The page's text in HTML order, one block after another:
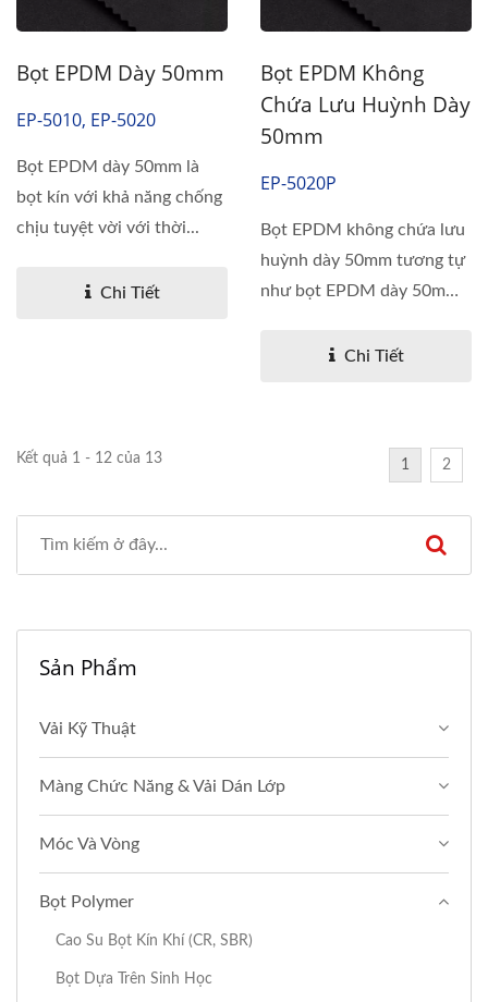
Bọt EPDM Dày 50mm
EP-5010, EP-5020
Bọt EPDM dày 50mm là
bọt kín với khả năng chống
chịu tuyệt vời với thời...
Chi Tiết
Bọt EPDM Không
Chứa Lưu Huỳnh Dày
50mm
EP-5020P
Bọt EPDM không chứa lưu
huỳnh dày 50mm tương tự
như bọt EPDM dày 50mm
Chi Tiết
Kết quả 1 - 12 của 13 1 2
Sản Phẩm
Vải Kỹ Thuật
Màng Chức Năng & Vải Dán Lớp
Móc Và Vòng
Bọt Polymer
Cao Su Bọt Kín Khí (CR, SBR)
Bọt Dựa Trên Sinh Học